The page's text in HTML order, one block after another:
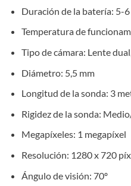
Duración de la batería: 5-
Temperatura de
Tipo de cámara: Lente
Diámetro: 5,5 mm
Longitud de la sonda: 3
Rigidez de la sonda:
Megapíxeles: 1 megapíxel
Resolución: 1280 x 720
Ángulo de visión: 70º